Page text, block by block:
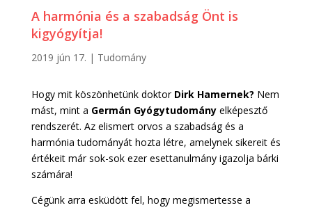
A harmónia és a szabadság Önt is
kigyógyítja!
2019 jún 17. | Tudomány
Hogy mit köszönhetünk doktor Dirk Hamernek? Nem
mást, mint a Germán Gyógytudományelképesztő
rendszerét. Az elismert orvos a szabadság és a
harmónia tudományát hozta létre, amelynek sikereit és
értékeit már sok-sok ezer esettanulmány igazolja bárki
számára!
Cégünk arra esküdött fel, hogy megismertesse a